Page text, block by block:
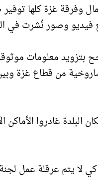
وفرقة غزة كلها
وصور نُشرت في
بتزويد معلومات
من قطاع غزة
غادروا الأماكن
لا يتم عرقلة عمل